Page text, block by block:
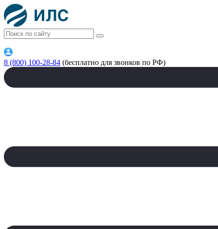
8 (800) 100-28-84 (бесплатно для звонков по РФ)